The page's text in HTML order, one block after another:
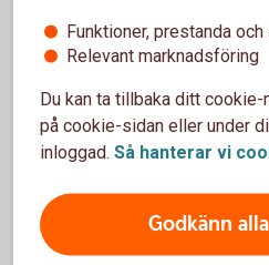
mars
Payment talks -
Hur planerar vi långsiktigt i
- 7mars
Små bolag - stora möjligheter
februari
Trade Finance: 2024 - vart är
Technology – vår bästa fond
Funktioner, prestanda
Relevant marknadsföring
Du kan ta tillbaka ditt
på cookie-sidan eller under
inloggad. Så hanterar vi
Godkänn